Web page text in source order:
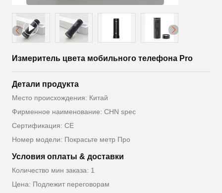
Измеритель цвета мобильного телефона Pro
Детали продукта
Место происхождения: Китай
Фирменное наименование: CHN spec
Сертификация: CE
Номер модели: Покрасьте метр Про
Условия оплаты & доставки
Количество мин заказа: 1
Цена: Подлежит переговорам